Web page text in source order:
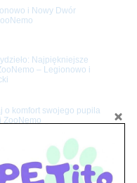
i Nowy Dwór
Najpiękniejsze
– Legionowo i
o komfort swojego pupila
ZooNemo
Sklep Zoologiczny
Pupila | ZooNemo